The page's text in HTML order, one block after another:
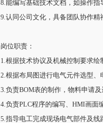
8.能编写基础技术文档，如操作
9.认同公司文化，具备团队协作精
岗位职责：
1.根据技术协议及机械控制要求绘
2.根据布局图进行电气元件选型
3.负责BOM表的制作，物料申请
4.负责PLC程序的编写、HMI画面
5.指导电工完成现场电气部件及